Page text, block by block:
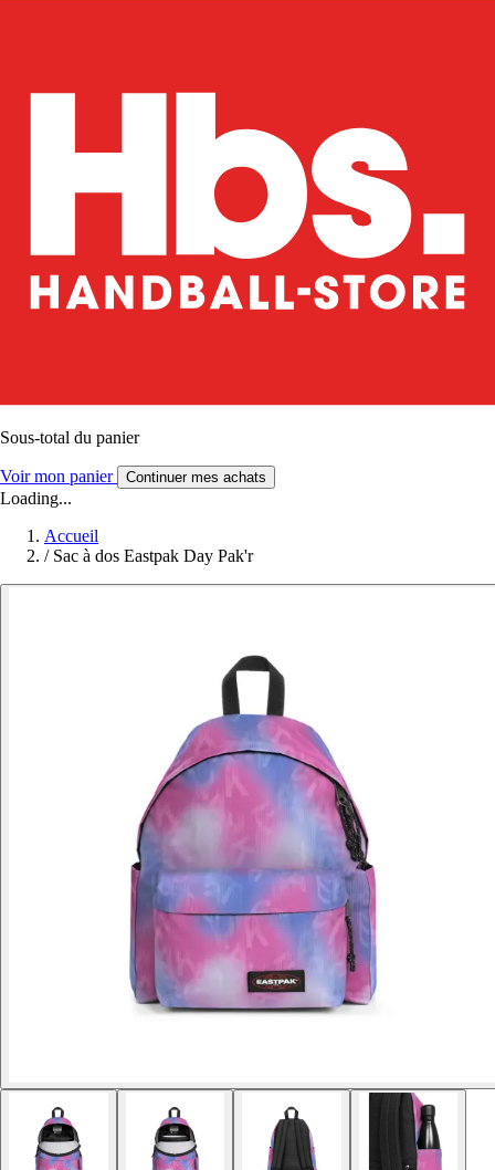
Sous-total du panier
Voir mon panier Continuer mes achats
Loading...
Accueil
/ Sac à dos Eastpak Day Pak'r